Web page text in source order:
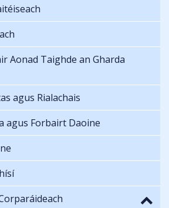
Aonad Taighde an Gharda
agus Rialachais
agus Forbairt Daoine